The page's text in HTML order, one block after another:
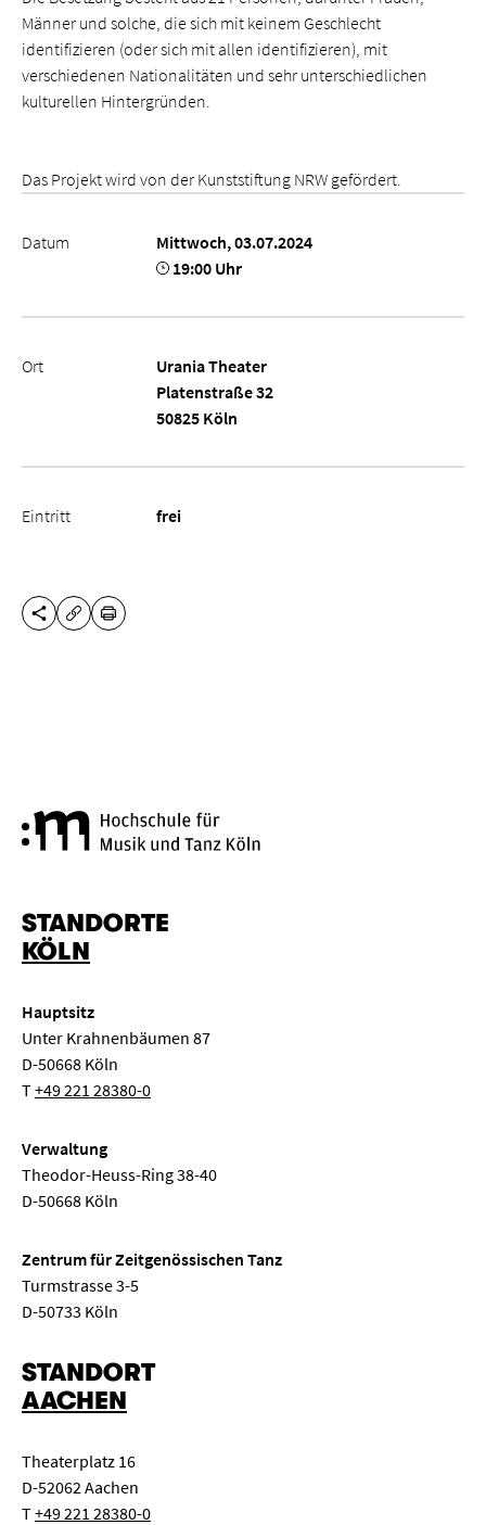
Männer und solche, die sich mit keinem Geschlecht
identifizieren (oder sich mit allen identifizieren), mit
verschiedenen Nationalitäten und sehr unterschiedlichen
kulturellen Hintergründen.
Das Projekt wird von der Kunststiftung NRW gefördert.
Datum
Mittwoch, 03.07.2024
19:00 Uhr
Ort
Urania Theater
Platenstraße 32
50825 Köln
Eintritt frei
DIESE SEITE TEILEN
URL KOPIEREN
DRUCKEN
STANDORTE
KÖLN
Hauptsitz
Unter Krahnenbäumen 87
D-50668 Köln
T+49 221 28380-0
Verwaltung
Theodor-Heuss-Ring 38-40
D-50668 Köln
Zentrum für Zeitgenössischen Tanz
Turmstrasse 3-5
D-50733 Köln
STANDORT
AACHEN
Theaterplatz 16
D-52062 Aachen
T+49 221 28380-0